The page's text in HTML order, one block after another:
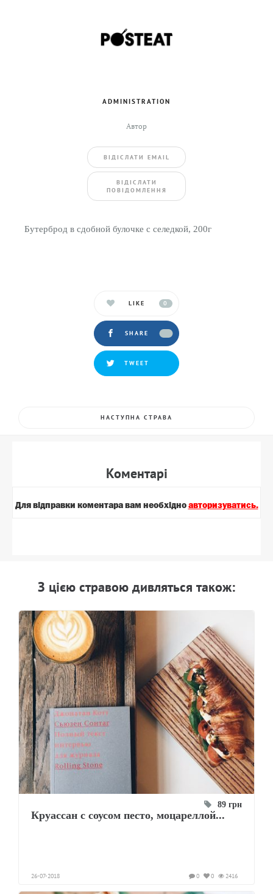
ADMINISTRATION
Автор
ВIДIСЛАТИ EMAIL
BIДIСЛАТИ
ПОВIДОМЛЕННЯ
Бутерброд в сдобной булочке с селедкой, 200г
LIKE 0
SHARE
TWEET
НАСТУПНА СТРАВА
Коментарi
Для вiдправки коментара вам необхiдно авторизуватись.
З цiєю стравою дивляться також:
89 грн
Круассан с соусом песто, моцареллой...
26-07-2018 2416
0
0